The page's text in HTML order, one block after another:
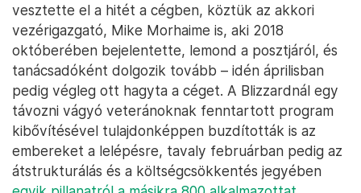
vesztette el a hitét a cégben, köztük az akkori
vezérigazgató, Mike Morhaime is, aki 2018
októberében bejelentette, lemond a posztjáról, és
tanácsadóként dolgozik tovább – idén áprilisban
pedig végleg ott hagyta a céget. A Blizzardnál egy
távozni vágyó veteránoknak fenntartott program
kibővítésével tulajdonképpen buzdították is az
embereket a lelépésre, tavaly februárban pedig az
átstrukturálás és a költségcsökkentés jegyében